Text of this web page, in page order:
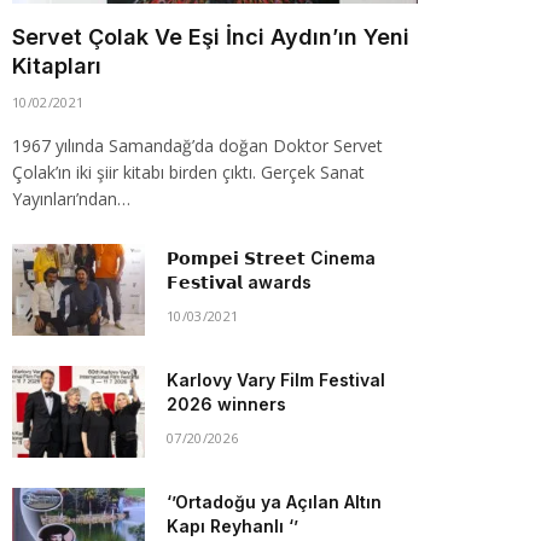
Servet Çolak Ve Eşi İnci Aydın’ın Yeni
Kitapları
10/02/2021
1967 yılında Samandağ’da doğan Doktor Servet
Çolak’ın iki şiir kitabı birden çıktı. Gerçek Sanat
Yayınları’ndan…
𝗣𝗼𝗺𝗽𝗲𝗶 𝗦𝘁𝗿𝗲𝗲𝘁 Cinema
𝗙𝗲𝘀𝘁𝗶𝘃𝗮𝗹 awards
10/03/2021
Karlovy Vary Film Festival
2026 winners
07/20/2026
‘’Ortadoğu ya Açılan Altın
Kapı Reyhanlı ‘’